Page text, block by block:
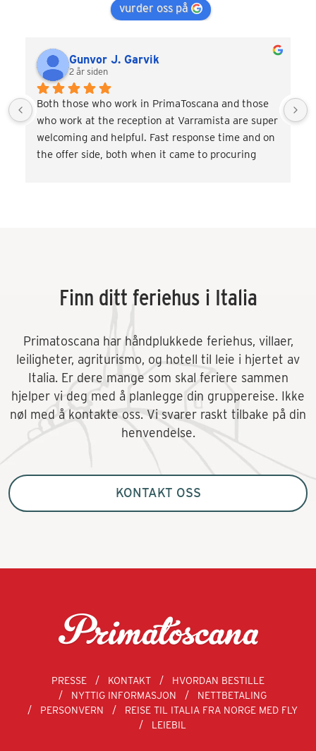
vurder oss på
Gunvor J. Garvik
2 år siden
Both those who work in PrimaToscana and those
who work at the reception at Varramista are super
welcoming and helpful. Fast response time and on
the offer side, both when it came to procuring
Finn ditt feriehus i Italia
Primatoscana har håndplukkede feriehus, villaer,
leiligheter, agriturismo, og hotell til leie i hjertet av
Italia. Er dere mange som skal feriere sammen
hjelper vi deg med å planlegge din gruppereise. Ikke
nøl med å kontakte oss. Vi svarer raskt tilbake på din
henvendelse.
KONTAKT OSS
PRESSE KONTAKT
HVORDAN BESTILLE
NYTTIG INFORMASJON
NETTBETALING
PERSONVERN
REISE TIL ITALIA FRA NORGE MED FLY
LEIEBIL